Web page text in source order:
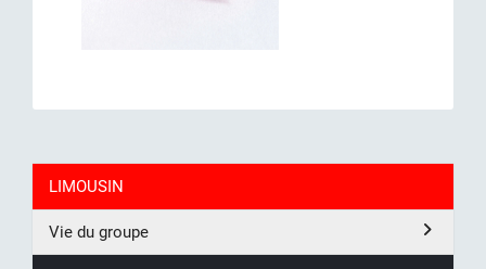
LIMOUSIN
Vie du groupe